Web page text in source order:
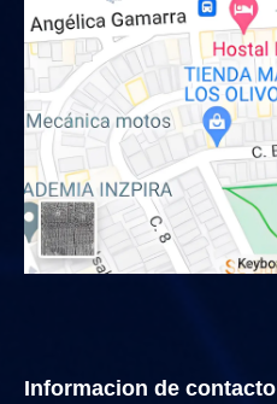
Informacion de contacto